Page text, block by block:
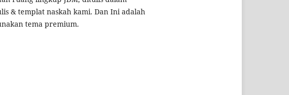
& templat naskah kami. Dan Ini adalah
tema premium.